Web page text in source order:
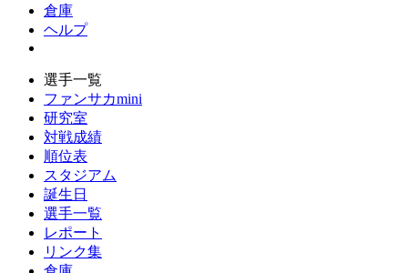
倉庫
ヘルプ
選手一覧
ファンサカmini
研究室
対戦成績
順位表
スタジアム
誕生日
選手一覧
レポート
リンク集